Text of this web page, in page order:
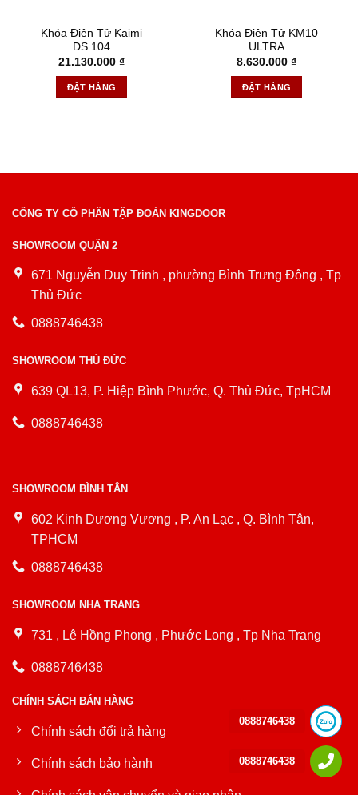
Khóa Điện Tử Kaimi
DS 104
21.130.000 ₫
ĐẶT HÀNG
Khóa Điện Tử KM10
ULTRA
8.630.000 ₫
ĐẶT HÀNG
CÔNG TY CỔ PHẦN TẬP ĐOÀN KINGDOOR
SHOWROOM QUẬN 2
671 Nguyễn Duy Trinh , phường Bình Trưng Đông , Tp
Thủ Đức
0888746438
SHOWROOM THỦ ĐỨC
639 QL13, P. Hiệp Bình Phước, Q. Thủ Đức, TpHCM
0888746438
SHOWROOM BÌNH TÂN
602 Kinh Dương Vương , P. An Lạc , Q. Bình Tân,
TPHCM
0888746438
SHOWROOM NHA TRANG
731 , Lê Hồng Phong , Phước Long , Tp Nha Trang
0888746438
CHÍNH SÁCH BÁN HÀNG
Chính sách đổi trả hàng
Chính sách bảo hành
0888746438
0888746438